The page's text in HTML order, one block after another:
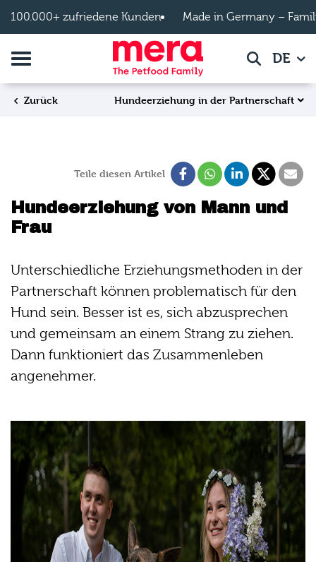
100.000+ zufriedene Kunden Made in Germany –
Navigation umschalten SucheDE
Zurück Hundeerziehung in der Partnerschaft
Teile diesen Artikel
Hundeerziehung von Mann und
Frau
Unterschiedliche Erziehungsmethoden in der
Partnerschaft können problematisch für den
Hund sein. Besser ist es, sich abzusprechen
und gemeinsam an einem Strang zu ziehen.
Dann funktioniert das Zusammenleben
angenehmer.